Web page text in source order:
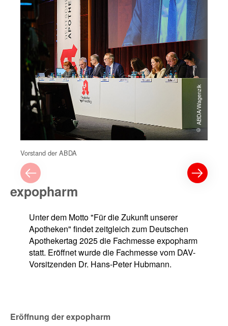
© ABDA/Wagenzik
Vorstand der ABDA
expopharm
Unter dem Motto "Für die Zukunft unserer
Apotheken" findet zeitgleich zum Deutschen
Apothekertag 2025 die Fachmesse expopharm
statt. Eröffnet wurde die Fachmesse vom DAV-
Vorsitzenden Dr. Hans-Peter Hubmann.
Eröffnung der expopharm